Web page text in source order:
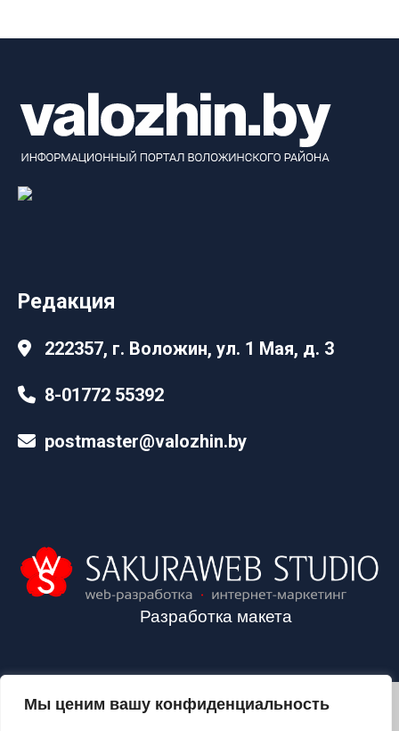
Мы ценим вашу конфиденциальность
Редакция
222357, г. Воложин, ул. 1 Мая, д. 3
8-01772 55392
postmaster@valozhin.by
Разработка макета
2024©VALOZHIN.BY - НОВОСТИ ВОЛОЖИНСКОГО РАЙОНА